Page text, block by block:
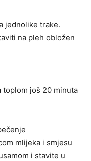
jednolike trake.
na pleh obložen
toplom još 20 minuta
mlijeka i smjesu
i stavite u